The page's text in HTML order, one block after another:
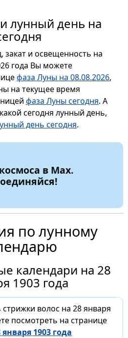
лунный день на
закат и освещенность на
года Вы можете
фаза Луны на 08.08.2026,
на текущее время
фаза Луны сегодня. А
сегодня лунный день,
день сегодня.
в Max.
по лунному
календари на 28
1903 года
волос на 28 января
посмотреть на странице
1903 года